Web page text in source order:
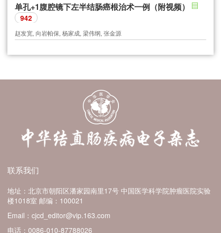
单孔+1腹腔镜下左半结肠癌根治术一例（附视频）
942
赵发宽, 向岩帕保, 杨家成, 梁伟纲, 张金源
联系我们
地址：北京市朝阳区潘家园南里17号 中国医学科学院肿瘤医院实验
楼1018室 邮编：100021
Email：cjcd_editor@vip.163.com
电话：0086-010-87788026